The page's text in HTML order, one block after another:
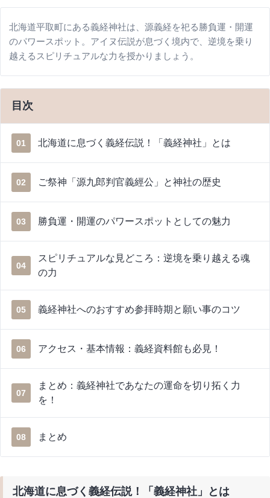
北海道平取町にある義経神社は、源義経を祀る勝負運・開運
のパワースポット。アイヌ伝説が息づく境内で、逆境を乗り
越えるスピリチュアルな力を授かりましょう。
目次
01 北海道に息づく義経伝説！「義経神社」とは
02 ご祭神「源九郎判官義經公」と神社の歴史
03 勝負運・開運のパワースポットとしての魅力
04
スピリチュアルな見どころ：逆境を乗り越える魂
の力
05 義経神社へのおすすめ参拝時期と願い事のコツ
06 アクセス・基本情報：義経資料館も必見！
07
まとめ：義経神社であなたの運命を切り拓く力
を！
08 まとめ
北海道に息づく義経伝説！「義経神社」とは